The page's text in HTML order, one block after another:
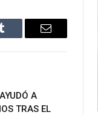
Tumblr Email
A
TRAS EL